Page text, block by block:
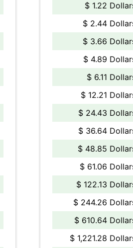
$ 1.22
$ 2.44
$ 3.66
$ 4.89
$ 6.11
$ 12.21
$ 24.43
$ 36.64
$ 48.85
$ 61.06
$ 122.13
$ 244.26
$ 610.64
$ 1,221.28